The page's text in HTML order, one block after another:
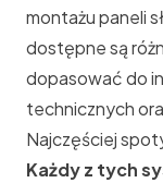
montażu paneli
dostępne są
dopasować do
technicznych
Najczęściej
Każdy z tych